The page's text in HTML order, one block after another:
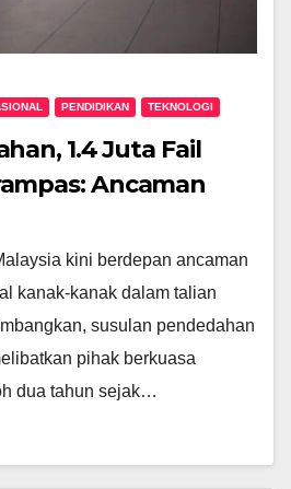
PENDIDIKAN TEKNOLOGI
1.4 Juta Fail
Ancaman
Kanak Dalam Talian
kini berdepan ancaman
kanak-kanak dalam talian
susulan pendedahan
pihak berkuasa
dua tahun sejak…